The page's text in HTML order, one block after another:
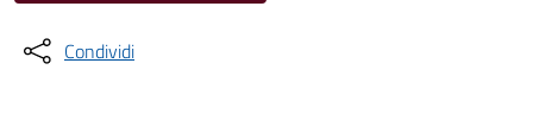
Condividi